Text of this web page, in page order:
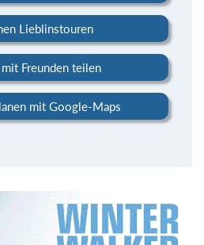
Lieblinstouren
Freunden teilen
mit Google-Maps